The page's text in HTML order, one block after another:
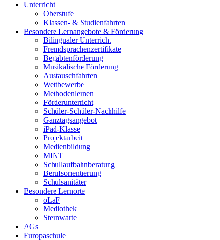
Unterricht
Oberstufe
Klassen- & Studien­fahrten
Besondere Lernangebote & Förderung
Bilingualer Unterricht
Fremdsprachen­zertifikate
Begabten­förderung
Musikalische Förderung
Austausch­fahrten
Wettbewerbe
Methoden­lernen
Förder­unterricht
Schüler-Schüler-Nachhilfe
Ganztags­angebot
iPad-Klasse
Projekt­arbeit
Medien­bildung
MINT
Schullaufbahnberatung
Berufs­orientierung
Schul­sanitäter
Besondere Lernorte
oLaF
Mediothek
Sternwarte
AGs
Europaschule